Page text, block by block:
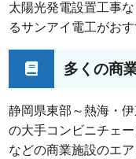
太陽光発電設置工事
るサンアイ電工がおす
多くの商
静岡県東部～熱海・
の大手コンビニチェ
などの商業施設のエ